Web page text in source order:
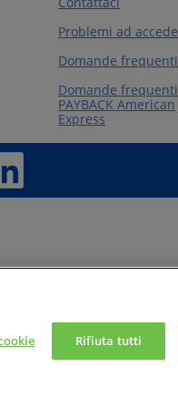
Problemi ad
Domande frequenti
Domande
PAYBACK American
Express
Company, Sede legale in
di Roma n. 07643140960 - R.E.A.
Rifiuta tutti